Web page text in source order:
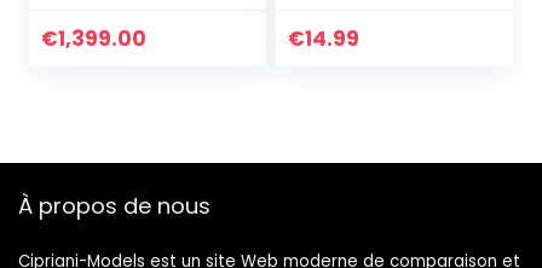
Coquillage Doré
€1,399.00
La Main Pour
€14.99
À propos de nous
Cipriani-Models est un site Web moderne de comparaison et